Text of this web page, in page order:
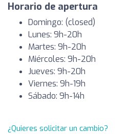
Horario de apertura
Domingo: (closed)
Lunes: 9h-20h
Martes: 9h-20h
Miércoles: 9h-20h
Jueves: 9h-20h
Viernes: 9h-19h
Sábado: 9h-14h
¿Quieres solicitar un cambio?